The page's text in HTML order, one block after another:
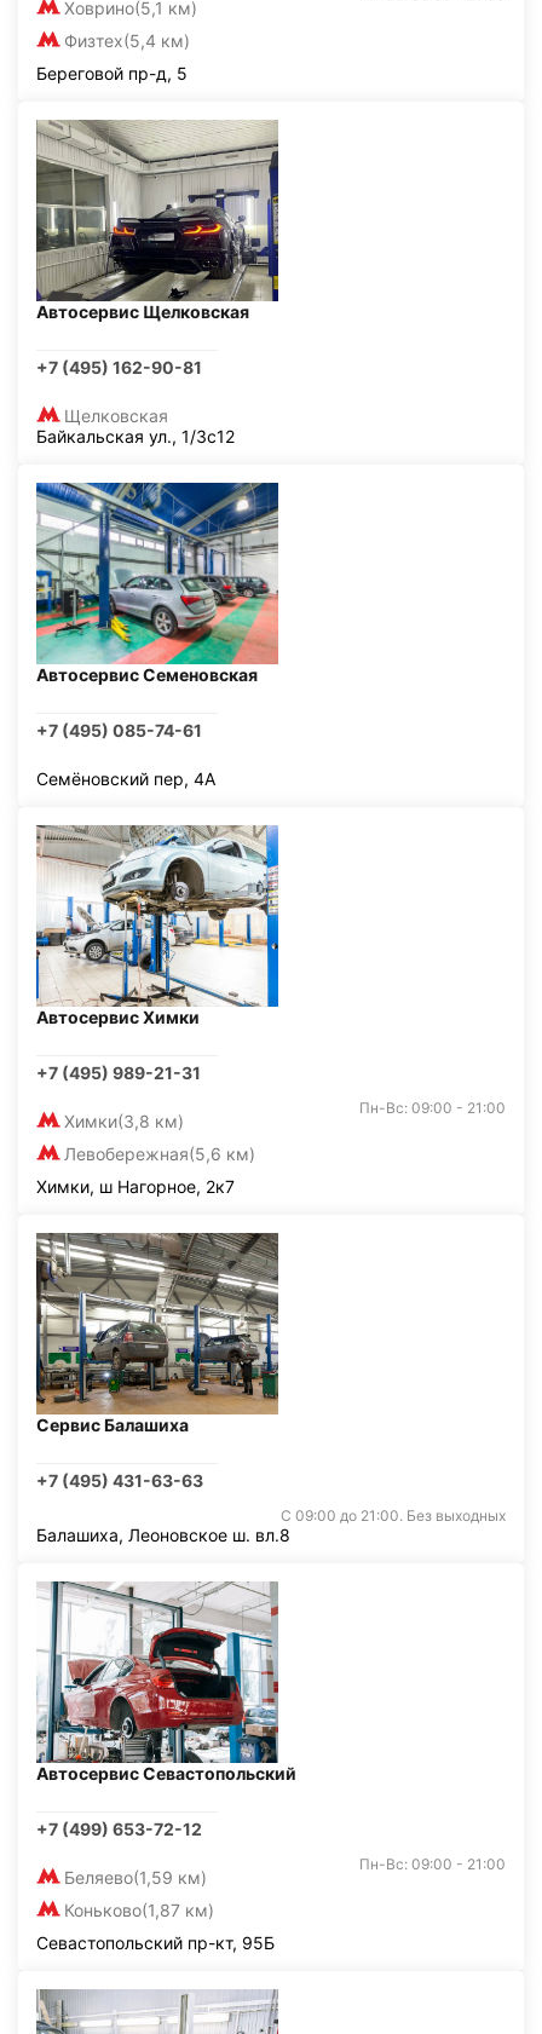
Ховрино(5,1 км)
Физтех(5,4 км)
Береговой пр-д, 5
Автосервис Щелковская
+7 (495) 162-90-81
Щелковская
Байкальская ул., 1/3с12
Автосервис Семеновская
+7 (495) 085-74-61
Семёновский пер, 4А
Автосервис Химки
+7 (495) 989-21-31
Химки(3,8 км)
Левобережная(5,6 км)
Пн-Вс: 09:00 - 21:00
Химки, ш Нагорное, 2к7
Сервис Балашиха
+7 (495) 431-63-63
С 09:00 до 21:00. Без выходных
Балашиха, Леоновское ш. вл.8
Автосервис Севастопольский
+7 (499) 653-72-12
Беляево(1,59 км)
Коньково(1,87 км)
Пн-Вс: 09:00 - 21:00
Севастопольский пр-кт, 95Б